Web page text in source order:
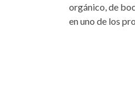
orgánico, de
en uno de los